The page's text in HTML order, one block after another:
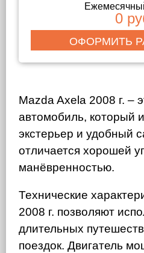
0
ОФОРМИТЬ
Mazda Axela 2008 г. –
автомобиль, который
экстерьер и удобный
отличается хорошей
манёвренностью.
Технические
2008 г. позволяют
длительных
поездок. Двигатель